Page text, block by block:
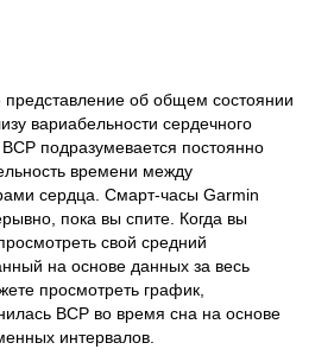
представление об общем состоянии
вариабельности сердечного
подразумевается постоянно
времени между
сердца. Смарт-часы Garmin
пока вы спите. Когда вы
свой средний
на основе данных за весь
просмотреть график,
ВСР во время сна на основе
интервалов.